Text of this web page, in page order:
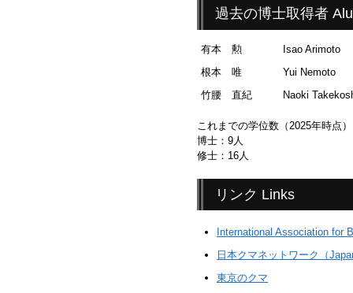
過去の博士取得者
有本 勲
Isao Arimoto
根本 唯
Yui Nemoto
竹腰 直紀
Naoki
これまでの学位数（2025年時点）
博士：9人
修士：16人
リンク Links
International Association for
日本クマネットワーク（
東京のクマ